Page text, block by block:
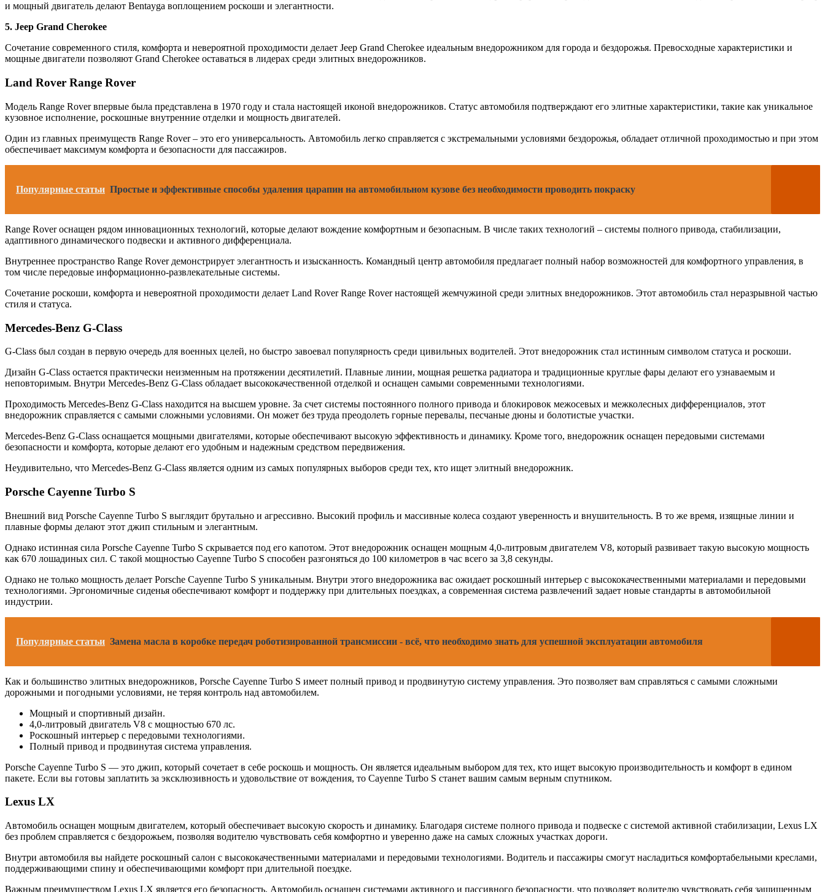
и мощный двигатель делают Bentayga воплощением роскоши и элегантности.
5. Jeep Grand Cherokee
Сочетание современного стиля, комфорта и невероятной проходимости делает Jeep Grand Cherokee идеальным внедорожником для города и бездорожья. Превосходные характеристики и
мощные двигатели позволяют Grand Cherokee оставаться в лидерах среди элитных внедорожников.
Land Rover Range Rover
Модель Range Rover впервые была представлена в 1970 году и стала настоящей иконой внедорожников. Статус автомобиля подтверждают его элитные характеристики, такие как уникальное
кузовное исполнение, роскошные внутренние отделки и мощность двигателей.
Один из главных преимуществ Range Rover – это его универсальность. Автомобиль легко справляется с экстремальными условиями бездорожья, обладает отличной проходимостью и при этом
обеспечивает максимум комфорта и безопасности для пассажиров.
Популярные статьи Простые и эффективные способы удаления царапин на автомобильном кузове без необходимости проводить покраску
Range Rover оснащен рядом инновационных технологий, которые делают вождение комфортным и безопасным. В числе таких технологий – системы полного привода, стабилизации,
адаптивного динамического подвески и активного дифференциала.
Внутреннее пространство Range Rover демонстрирует элегантность и изысканность. Командный центр автомобиля предлагает полный набор возможностей для комфортного управления, в
том числе передовые информационно-развлекательные системы.
Сочетание роскоши, комфорта и невероятной проходимости делает Land Rover Range Rover настоящей жемчужиной среди элитных внедорожников. Этот автомобиль стал неразрывной частью
стиля и статуса.
Mercedes-Benz G-Class
G-Class был создан в первую очередь для военных целей, но быстро завоевал популярность среди цивильных водителей. Этот внедорожник стал истинным символом статуса и роскоши.
Дизайн G-Class остается практически неизменным на протяжении десятилетий. Плавные линии, мощная решетка радиатора и традиционные круглые фары делают его узнаваемым и
неповторимым. Внутри Mercedes-Benz G-Class обладает высококачественной отделкой и оснащен самыми современными технологиями.
Проходимость Mercedes-Benz G-Class находится на высшем уровне. За счет системы постоянного полного привода и блокировок межосевых и межколесных дифференциалов, этот
внедорожник справляется с самыми сложными условиями. Он может без труда преодолеть горные перевалы, песчаные дюны и болотистые участки.
Mercedes-Benz G-Class оснащается мощными двигателями, которые обеспечивают высокую эффективность и динамику. Кроме того, внедорожник оснащен передовыми системами
безопасности и комфорта, которые делают его удобным и надежным средством передвижения.
Неудивительно, что Mercedes-Benz G-Class является одним из самых популярных выборов среди тех, кто ищет элитный внедорожник.
Porsche Cayenne Turbo S
Внешний вид Porsche Cayenne Turbo S выглядит брутально и агрессивно. Высокий профиль и массивные колеса создают уверенность и внушительность. В то же время, изящные линии и
плавные формы делают этот джип стильным и элегантным.
Однако истинная сила Porsche Cayenne Turbo S скрывается под его капотом. Этот внедорожник оснащен мощным 4,0-литровым двигателем V8, который развивает такую высокую мощность
как 670 лошадиных сил. С такой мощностью Cayenne Turbo S способен разгоняться до 100 километров в час всего за 3,8 секунды.
Однако не только мощность делает Porsche Cayenne Turbo S уникальным. Внутри этого внедорожника вас ожидает роскошный интерьер с высококачественными материалами и передовыми
технологиями. Эргономичные сиденья обеспечивают комфорт и поддержку при длительных поездках, а современная система развлечений задает новые стандарты в автомобильной
индустрии.
Популярные статьи Замена масла в коробке передач роботизированной трансмиссии - всё, что необходимо знать для успешной эксплуатации автомобиля
Как и большинство элитных внедорожников, Porsche Cayenne Turbo S имеет полный привод и продвинутую систему управления. Это позволяет вам справляться с самыми сложными
дорожными и погодными условиями, не теряя контроль над автомобилем.
Мощный и спортивный дизайн.
4,0-литровый двигатель V8 с мощностью 670 лс.
Роскошный интерьер с передовыми технологиями.
Полный привод и продвинутая система управления.
Porsche Cayenne Turbo S — это джип, который сочетает в себе роскошь и мощность. Он является идеальным выбором для тех, кто ищет высокую производительность и комфорт в едином
пакете. Если вы готовы заплатить за эксклюзивность и удовольствие от вождения, то Cayenne Turbo S станет вашим самым верным спутником.
Lexus LX
Автомобиль оснащен мощным двигателем, который обеспечивает высокую скорость и динамику. Благодаря системе полного привода и подвеске с системой активной стабилизации, Lexus LX
без проблем справляется с бездорожьем, позволяя водителю чувствовать себя комфортно и уверенно даже на самых сложных участках дороги.
Внутри автомобиля вы найдете роскошный салон с высококачественными материалами и передовыми технологиями. Водитель и пассажиры смогут насладиться комфортабельными креслами,
поддерживающими спину и обеспечивающими комфорт при длительной поездке.
Важным преимуществом Lexus LX является его безопасность. Автомобиль оснащен системами активного и пассивного безопасности, что позволяет водителю чувствовать себя защищенным